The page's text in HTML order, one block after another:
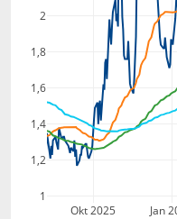
Okt 2025 Jan
1
1,2
1,4
1,6
1,8
2